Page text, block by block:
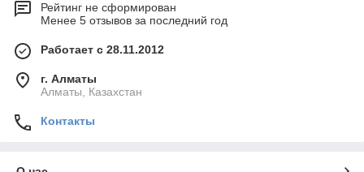
Рейтинг не сформирован
Менее 5 отзывов за последний год
Работает с 28.11.2012
г. Алматы
Алматы, Казахстан
Контакты